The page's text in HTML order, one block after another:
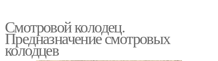
Смотровой колодец.
Предназначение смотровых
колодцев